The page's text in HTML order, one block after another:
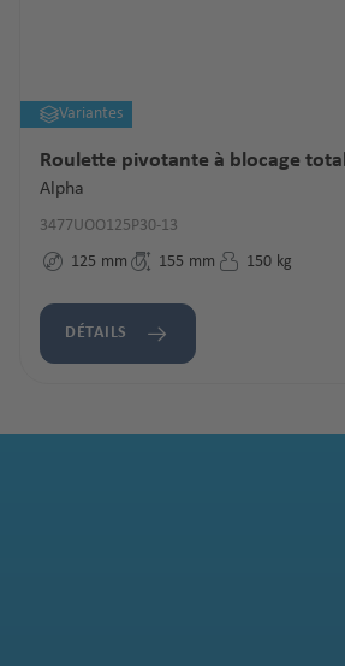
Variantes
Roulette pivotante à blocage
Alpha
3477UOO125P30-13
125 mm 155 mm 150 kg
DÉTAILS